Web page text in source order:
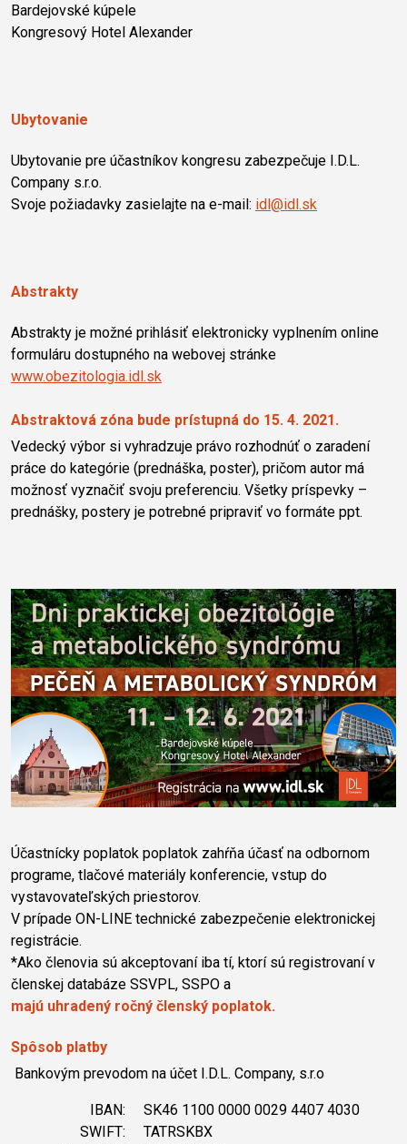
Bardejovské kúpele
Kongresový Hotel Alexander
Ubytovanie
Ubytovanie pre účastníkov kongresu zabezpečuje I.D.L.
Company s.r.o.
Svoje požiadavky zasielajte na e-mail: idl@idl.sk
Abstrakty
Abstrakty je možné prihlásiť elektronicky vyplnením online
formuláru dostupného na webovej stránke
www.obezitologia.idl.sk
Abstraktová zóna bude prístupná do 15. 4. 2021.
Vedecký výbor si vyhradzuje právo rozhodnúť o zaradení
práce do kategórie (prednáška, poster), pričom autor má
možnosť vyznačiť svoju preferenciu. Všetky príspevky –
prednášky, postery je potrebné pripraviť vo formáte ppt.
Účastnícky poplatok poplatok zahŕňa účasť na odbornom
programe, tlačové materiály konferencie, vstup do
vystavovateľských priestorov.
V prípade ON-LINE technické zabezpečenie elektronickej
registrácie.
*Ako členovia sú akceptovaní iba tí, ktorí sú registrovaní v
členskej databáze SSVPL, SSPO a
majú uhradený ročný členský poplatok.
Spôsob platby
Bankovým prevodom na účet I.D.L. Company, s.r.o
IBAN:
SK46 1100 0000 0029 4407 4030
SWIFT:
TATRSKBX